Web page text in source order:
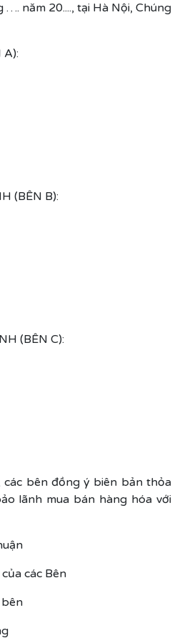
năm 20...., tại Hà Nội, Chúng
A):
(BÊN B):
(BÊN C):
các bên đồng ý biên bản thỏa
lãnh mua bán hàng hóa với
các Bên
bên